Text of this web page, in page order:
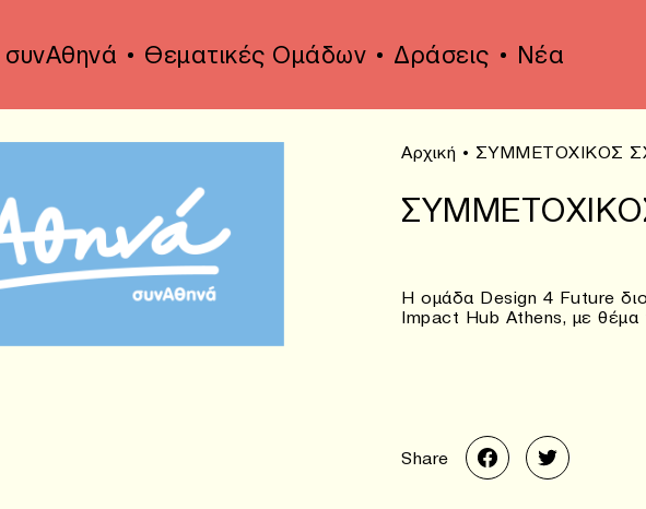
συνΑθηνά Θεματικές Ομάδων Δράσεις Νέα
Αρχική • ΣΥΜΜΕΤΟΧΙΚΟΣ
Η ομάδα Design 4 Future
Impact Hub Athens, με θέμα
Share